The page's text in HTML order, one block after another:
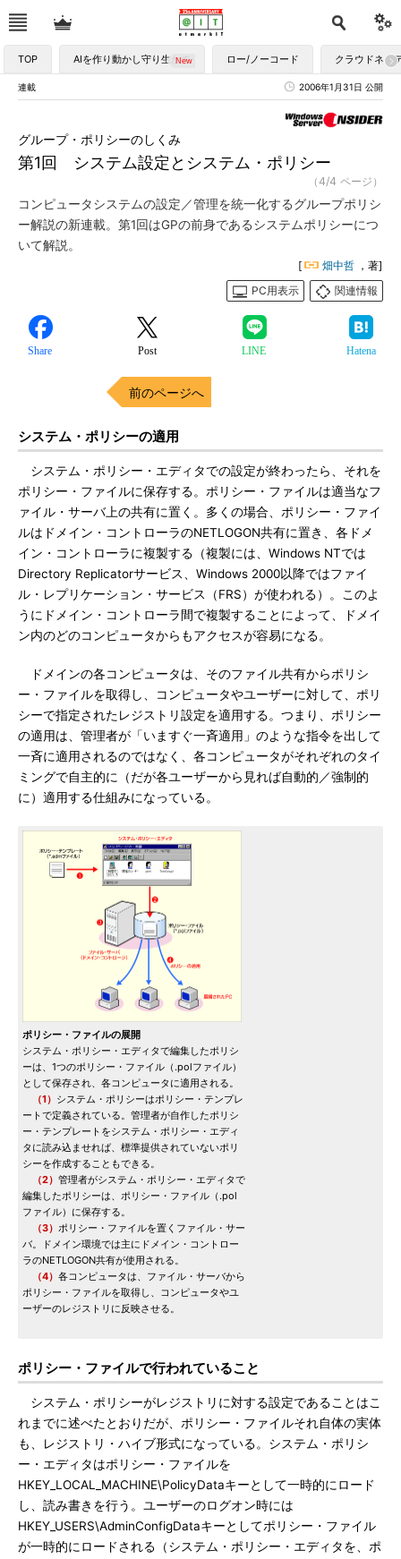
TOP AIを作り動かし守り生かす ロー/ノーコード クラウドネイ
連載 2006年1月31日 公開
第1回 システム設定とシステム・ポリシー
グループ・ポリシーのしくみ
（4/4 ページ）
コンピュータシステムの設定／管理を統一化するグループポリシ
ー解説の新連載。第1回はGPの前身であるシステムポリシーにつ
いて解説。
[ 畑中哲 ，著]
PC用表示
関連情報
Share Post LINE Hatena
前のページへ
システム・ポリシーの適用
システム・ポリシー・エディタでの設定が終わったら、それを
ポリシー・ファイルに保存する。ポリシー・ファイルは適当なフ
ァイル・サーバ上の共有に置く。多くの場合、ポリシー・ファイ
ルはドメイン・コントローラのNETLOGON共有に置き、各ドメ
イン・コントローラに複製する（複製には、Windows NTでは
Directory Replicatorサービス、Windows 2000以降ではファイ
ル・レプリケーション・サービス（FRS）が使われる）。このよ
うにドメイン・コントローラ間で複製することによって、ドメイ
ン内のどのコンピュータからもアクセスが容易になる。
ドメインの各コンピュータは、そのファイル共有からポリシ
ー・ファイルを取得し、コンピュータやユーザーに対して、ポリ
シーで指定されたレジストリ設定を適用する。つまり、ポリシー
の適用は、管理者が「いますぐ一斉適用」のような指令を出して
一斉に適用されるのではなく、各コンピュータがそれぞれのタイ
ミングで自主的に（だが各ユーザーから見れば自動的／強制的
に）適用する仕組みになっている。
ポリシー・ファイルの展開
システム・ポリシー・エディタで編集したポリシ
ーは、1つのポリシー・ファイル（.polファイル）
として保存され、各コンピュータに適用される。
（1） システム・ポリシーはポリシー・テンプレ
ートで定義されている。管理者が自作したポリシ
ー・テンプレートをシステム・ポリシー・エディ
タに読み込ませれば、標準提供されていないポリ
シーを作成することもできる。
（2） 管理者がシステム・ポリシー・エディタで
編集したポリシーは、ポリシー・ファイル（.pol
ファイル）に保存する。
（3） ポリシー・ファイルを置くファイル・サー
バ。ドメイン環境では主にドメイン・コントロー
ラのNETLOGON共有が使用される。
（4） 各コンピュータは、ファイル・サーバから
ポリシー・ファイルを取得し、コンピュータやユ
ーザーのレジストリに反映させる。
ポリシー・ファイルで行われていること
システム・ポリシーがレジストリに対する設定であることはこ
れまでに述べたとおりだが、ポリシー・ファイルそれ自体の実体
も、レジストリ・ハイブ形式になっている。システム・ポリシ
ー・エディタはポリシー・ファイルを
HKEY_LOCAL_MACHINE\PolicyDataキーとして一時的にロード
し、読み書きを行う。ユーザーのログオン時には
HKEY_USERS\AdminConfigDataキーとしてポリシー・ファイル
が一時的にロードされる（システム・ポリシー・エディタを、ポ